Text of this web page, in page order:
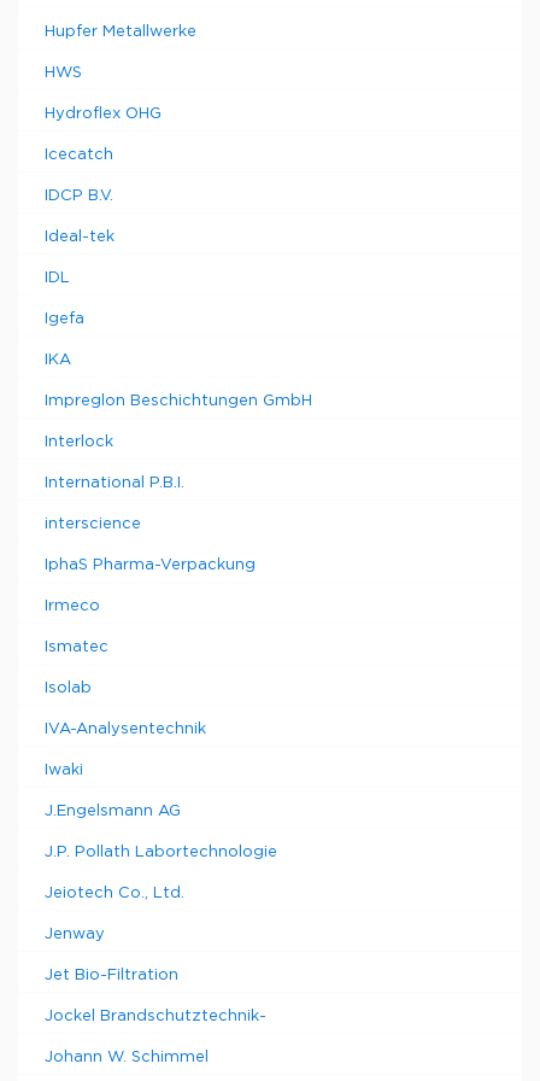
Hupfer Metallwerke
HWS
Hydroflex OHG
Icecatch
IDCP B.V.
Ideal-tek
IDL
Igefa
IKA
Impreglon Beschichtungen GmbH
Interlock
International P.B.I.
interscience
IphaS Pharma-Verpackung
Irmeco
Ismatec
Isolab
IVA-Analysentechnik
Iwaki
J.Engelsmann AG
J.P. Pollath Labortechnologie
Jeiotech Co., Ltd.
Jenway
Jet Bio-Filtration
Jockel Brandschutztechnik-
Johann W. Schimmel